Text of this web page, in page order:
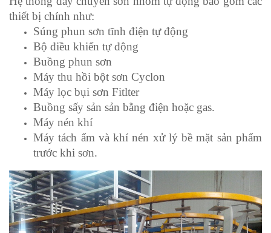
thiết bị chính như:
Súng phun sơn tĩnh điện tự động
Bộ điều khiển tự động
Buồng phun sơn
Máy thu hồi bột sơn Cyclon
Máy lọc bụi sơn Fitlter
Buồng sấy sản sản bằng điện hoặc gas.
Máy nén khí
Máy tách ẩm và khí nén xử lý bề mặt sản phẩm
trước khi sơn.